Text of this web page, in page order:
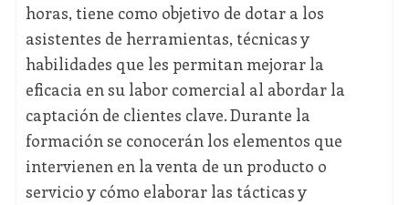
horas, tiene como objetivo de dotar a los
asistentes de herramientas, técnicas y
habilidades que les permitan mejorar la
eficacia en su labor comercial al abordar la
captación de clientes clave. Durante la
formación se conocerán los elementos que
intervienen en la venta de un producto o
servicio y cómo elaborar las tácticas y